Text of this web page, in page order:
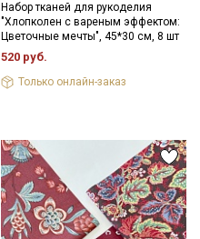
Набор тканей для рукоделия
"Хлопколен с вареным эффектом:
Цветочные мечты", 45*30 см, 8 шт
520 руб.
Только онлайн-заказ